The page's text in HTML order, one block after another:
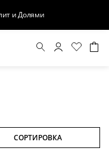
и Долями
СОРТИРОВКА